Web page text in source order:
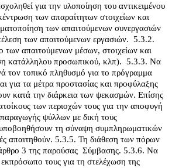
για την υλοποίηση του αντικειμένου
των απαραίτητων στοιχείων και
των απαιτούμενων συνεργασιών
των απαιτούμενων εργασιών. 5.3.2.
των απαιτούμενων μέσων, στοιχείων και
κατάλληλου προσωπικού, κλπ). 5.3.3. Να
τον τοπικό πληθυσμό για το πρόγραμμα
για τα μέτρα προστασίας και προφύλαξης
κατά την διάρκεια των ψεκασμών. Επίσης
των περιοχών τους για την αποφυγή
ψύλλων με δική τους
τη σύναψη συμπληρωματικών
απαιτηθούν. 5.3.5. Τη διάθεση των πόρων
3 της παρούσας Σύμβασης. 5.3.6. Να
τους για τη στελέχωση της